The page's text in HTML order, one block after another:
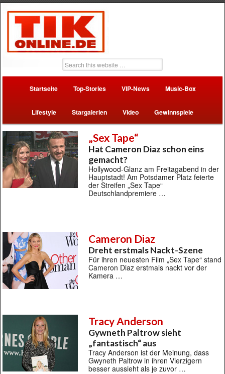
Startseite Top-Stories VIP-News Music-Box
Lifestyle Stargalerien Video Gewinnspiele
„Sex Tape“
Hat Cameron Diaz schon eins
gemacht?
Hollywood-Glanz am Freitagabend in der
Hauptstadt! Am Potsdamer Platz feierte
der Streifen „Sex Tape“
Deutschlandpremiere …
Cameron Diaz
Dreht erstmals Nackt-Szene
Für ihren neuesten Film „Sex Tape“ stand
Cameron Diaz erstmals nackt vor der
Kamera …
Tracy Anderson
Gywneth Paltrow sieht
„fantastisch“ aus
Tracy Anderson ist der Meinung, dass
Gwyneth Paltrow in ihren Vierzigern
besser aussieht als je zuvor …